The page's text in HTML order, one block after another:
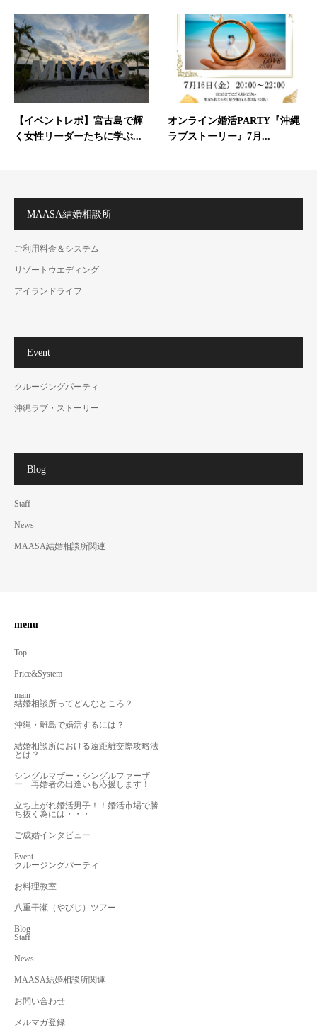
【イベントレポ】宮古島で輝
く女性リーダーたちに学ぶ...
オンライン婚活PARTY『沖縄
ラブストーリー』7月...
MAASA結婚相談所
ご利用料金＆システム
リゾートウエディング
アイランドライフ
Event
クルージングパーティ
沖縄ラブ・ストーリー
Blog
Staff
News
MAASA結婚相談所関連
menu
Top
Price&System
main
結婚相談所ってどんなところ？
沖縄・離島で婚活するには？
結婚相談所における遠距離交際攻略法
とは？
シングルマザー・シングルファーザ
ー 再婚者の出逢いも応援します！
立ち上がれ婚活男子！！婚活市場で勝
ち抜く為には・・・
ご成婚インタビュー
Event
クルージングパーティ
お料理教室
八重干瀬（やびじ）ツアー
Blog
Staff
News
MAASA結婚相談所関連
お問い合わせ
メルマガ登録